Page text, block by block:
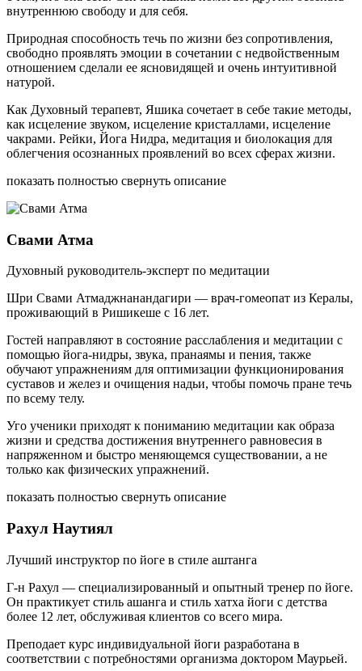
внутреннюю свободу и для себя.
Природная способность течь по жизни без сопротивления,
свободно проявлять эмоции в сочетании с недвойственным
отношением сделали ее ясновидящей и очень интуитивной
натурой.
Как Духовный терапевт, Яшика сочетает в себе такие методы,
как исцеление звуком, исцеление кристаллами, исцеление
чакрами. Рейки, Йога Нидра, медитация и биолокация для
облегчения осознанных проявлений во всех сферах жизни.
показать полностью свернуть описание
Свами Атма
Духовный руководитель-эксперт по медитации
Шри Свами Атмаджнанандагири — врач-гомеопат из Кералы,
проживающий в Ришикеше с 16 лет.
Гостей направляют в состояние расслабления и медитации с
помощью йога-нидры, звука, пранаямы и пения, также
обучают упражнениям для оптимизации функционирования
суставов и желез и очищения надьи, чтобы помочь пране течь
по всему телу.
Уго ученики приходят к пониманию медитации как образа
жизни и средства достижения внутреннего равновесия в
напряженном и быстро меняющемся существовании, а не
только как физических упражнений.
показать полностью свернуть описание
Рахул Наутиял
Лучший инструктор по йоге в стиле аштанга
Г-н Рахул — специализированный и опытный тренер по йоге.
Он практикует стиль ашанга и стиль хатха йоги с детства
более 12 лет, обслуживая клиентов со всего мира.
Преподает курс индивидуальной йоги разработана в
соответствии с потребностями организма доктором Маурьей.